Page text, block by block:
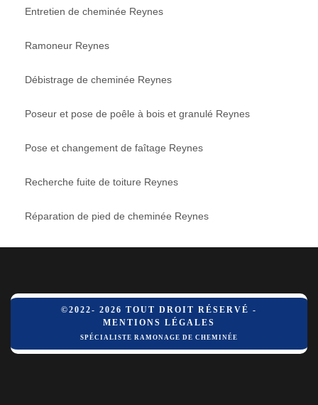
Entretien de cheminée Reynes
Ramoneur Reynes
Débistrage de cheminée Reynes
Poseur et pose de poêle à bois et granulé Reynes
Pose et changement de faîtage Reynes
Recherche fuite de toiture Reynes
Réparation de pied de cheminée Reynes
©2022- 2026 TOUT DROIT RÉSERVÉ -
MENTIONS LÉGALES
SPÉCIALISTE RAMONAGE DE CHEMINÉE